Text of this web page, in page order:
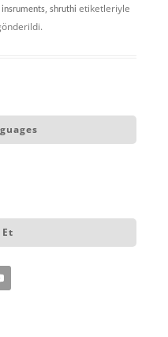
, shruthi etiketleriyle